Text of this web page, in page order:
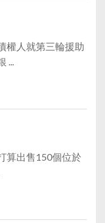
權人就第三輪援助
算出售150個位於